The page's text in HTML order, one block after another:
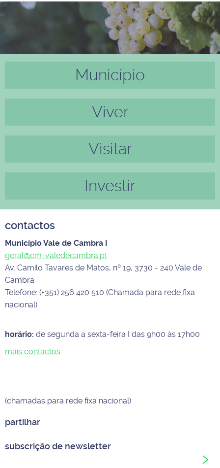
Município
Viver
Visitar
Investir
contactos
Município Vale de Cambra I
geral@cm-valedecambra.pt
Av. Camilo Tavares de Matos, nº 19, 3730 - 240 Vale de
Cambra
Telefone: (+351) 256 420 510 (Chamada para rede fixa
nacional)
horário: de segunda a sexta-feira I das 9h00 às 17h00
mais contactos
(chamadas para rede fixa nacional)
partilhar
subscrição de newsletter